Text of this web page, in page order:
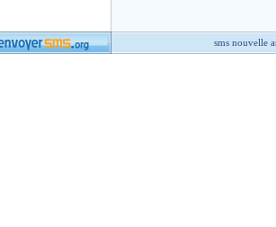
sms nouvelle